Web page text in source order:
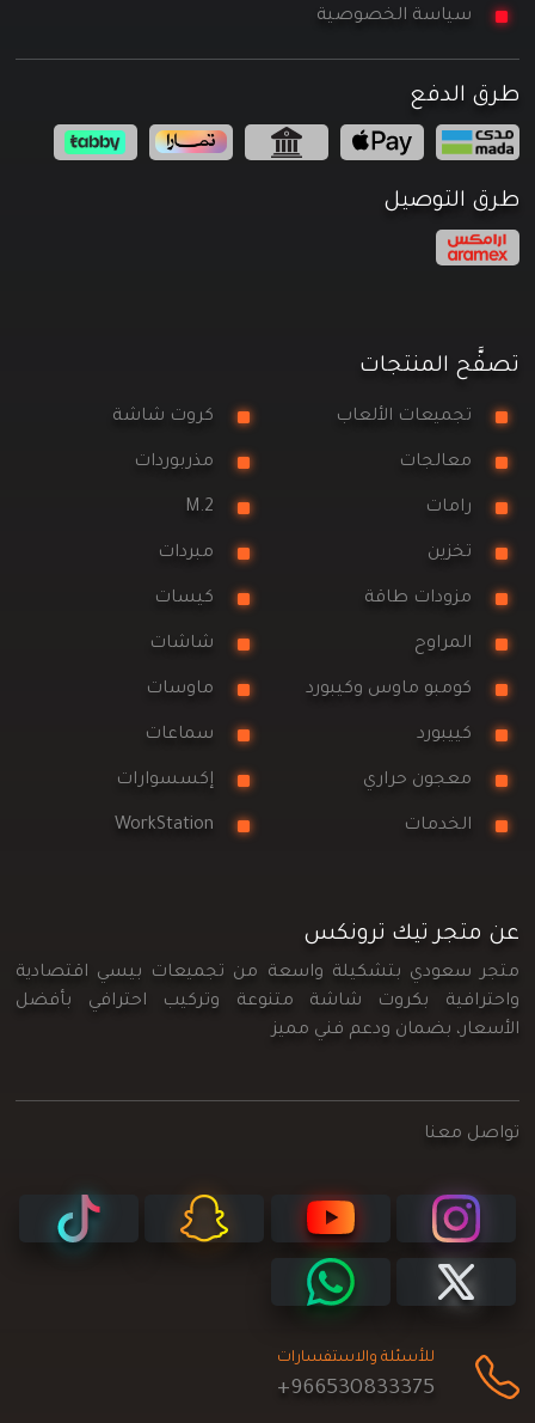
سياسة الخصوصية
طرق الدفع
طرق التوصيل
تصفَّح المنتجات
تجميعات الألعاب كروت شاشة
معالجات مذربوردات
رامات M.2
تخزين مبردات
مزودات طاقة كيسات
المراوح شاشات
كومبو ماوس وكيبورد ماوسات
كييبورد سماعات
معجون حراري إكسسوارات
الخدمات WorkStation
عن متجر تيك ترونكس
متجر سعودي بتشكيلة واسعة من تجميعات بيسي اقتصادية
واحترافية بكروت شاشة متنوعة وتركيب احترافي بأفضل
الأسعار، بضمان ودعم فني مميز
تواصل معنا
للأسئلة والاستفسارات
+966530833375